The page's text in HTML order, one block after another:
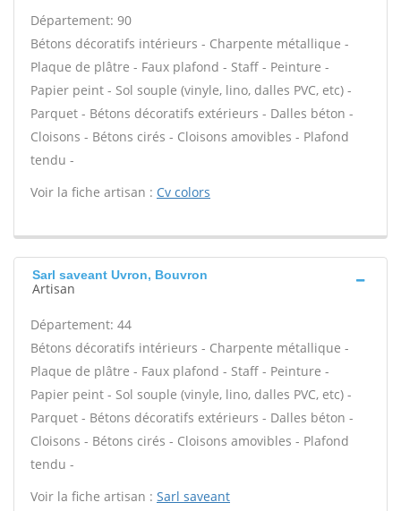
Département: 90
Bétons décoratifs intérieurs - Charpente métallique -
Plaque de plâtre - Faux plafond - Staff - Peinture -
Papier peint - Sol souple (vinyle, lino, dalles PVC, etc) -
Parquet - Bétons décoratifs extérieurs - Dalles béton -
Cloisons - Bétons cirés - Cloisons amovibles - Plafond
tendu -
Voir la fiche artisan : Cv colors
Sarl saveant Uvron, Bouvron
Artisan
Département: 44
Bétons décoratifs intérieurs - Charpente métallique -
Plaque de plâtre - Faux plafond - Staff - Peinture -
Papier peint - Sol souple (vinyle, lino, dalles PVC, etc) -
Parquet - Bétons décoratifs extérieurs - Dalles béton -
Cloisons - Bétons cirés - Cloisons amovibles - Plafond
tendu -
Voir la fiche artisan : Sarl saveant